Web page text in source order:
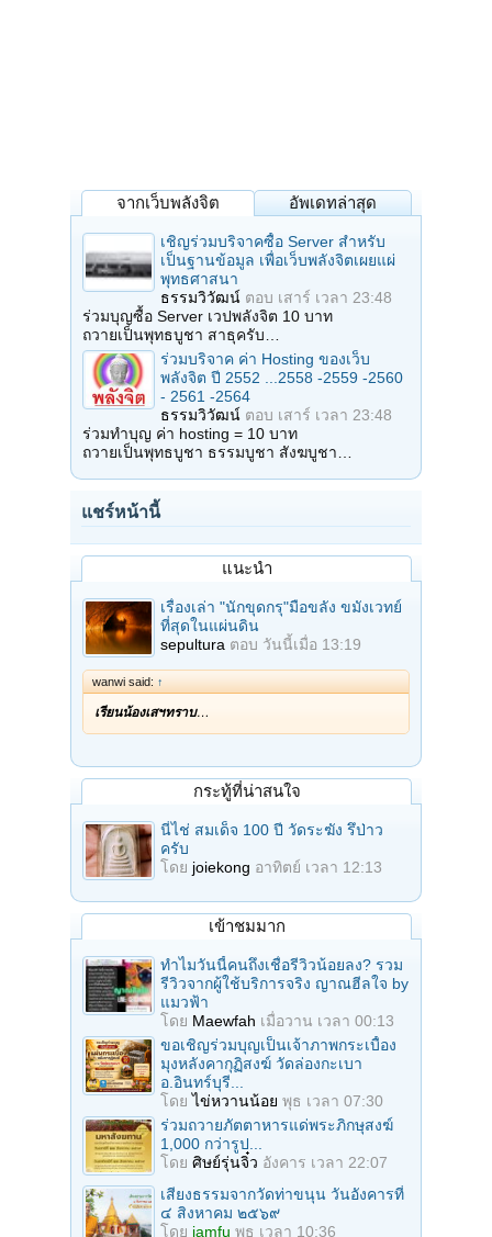
จากเว็บพลังจิต อัพเดทล่าสุด
เชิญร่วมบริจาคซื้อ Server สำหรับ
เป็นฐานข้อมูล เพื่อเว็บพลังจิตเผยแผ่
พุทธศาสนา
ธรรมวิวัฒน์ ตอบ เสาร์ เวลา 23:48
ร่วมบุญซื้อ Server เวปพลังจิต 10 บาท
ถวายเป็นพุทธบูชา สาธุครับ…
ร่วมบริจาค ค่า Hosting ของเว็บ
พลังจิต ปี 2552 ...2558 -2559 -2560
- 2561 -2564
ธรรมวิวัฒน์ ตอบ เสาร์ เวลา 23:48
ร่วมทำบุญ ค่า hosting = 10 บาท
ถวายเป็นพุทธบูชา ธรรมบูชา สังฆบูชา…
แชร์หน้านี้
แนะนำ
เรื่องเล่า "นักขุดกรุ"มือขลัง ขมังเวทย์
ที่สุดในแผ่นดิน
sepultura ตอบ วันนี้เมื่อ 13:19
wanwi said: ↑
เรียนน้องเสฯทราบ…
กระทู้ที่น่าสนใจ
นี่ไช่ สมเด็จ 100 ปี วัดระฆัง รึป่าว
ครับ
โดย joiekong อาทิตย์ เวลา 12:13
เข้าชมมาก
ทำไมวันนี้คนถึงเชื่อรีวิวน้อยลง? รวม
รีวิวจากผู้ใช้บริการจริง ญาณฮีลใจ by
แมวฟ้า
โดย Maewfah เมื่อวาน เวลา 00:13
ขอเชิญร่วมบุญเป็นเจ้าภาพกระเบื้อง
มุงหลังคากุฏิสงฆ์ วัดล่องกะเบา
อ.อินทร์บุรี...
โดยไข่หวานน้อย พุธ เวลา 07:30
ร่วมถวายภัตตาหารแด่พระภิกษุสงฆ์
1,000 กว่ารูป...
โดย ศิษย์รุ่นจิ๋ว อังคาร เวลา 22:07
เสียงธรรมจากวัดท่าขนุน วันอังคารที่
๔ สิงหาคม ๒๕๖๙
โดย iamfu พุธ เวลา 10:36